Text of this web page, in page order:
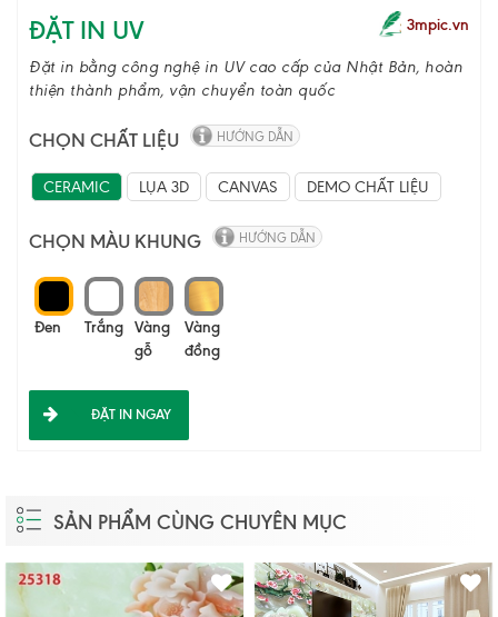
ĐẶT IN UV 3mpic.vn
Đặt in bằng công nghệ in UV cao cấp của Nhật Bản, hoàn
thiện thành phẩm, vận chuyển toàn quốc
CHỌN CHẤT LIỆU HƯỚNG DẪN
CERAMIC LỤA 3D CANVAS DEMO CHẤT LIỆU
CHỌN MÀU KHUNG HƯỚNG DẪN
Đen Trắng Vàng
gỗ
Vàng
đồng
ĐẶT IN NGAY
SẢN PHẨM CÙNG CHUYÊN MỤC